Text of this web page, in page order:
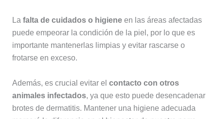
La falta de cuidados o higieneen las áreas afectadas
puede empeorar la condición de la piel, por lo que es
importante mantenerlas limpias y evitar rascarse o
frotarse en exceso.
Además, es crucial evitar el contacto con otros
animales infectados, ya que esto puede desencadenar
brotes de dermatitis. Mantener una higiene adecuada